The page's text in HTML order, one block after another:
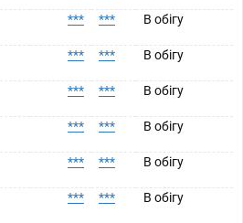
*** *** В обігу
*** *** В обігу
*** *** В обігу
*** *** В обігу
*** *** В обігу
*** *** В обігу